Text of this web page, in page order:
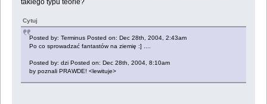
takiego typu teorie?
Cytuj
Posted by: Terminus Posted on: Dec 28th, 2004, 2:43am
Po co sprowadzać fantastów na ziemię :] ....
Posted by: dzi Posted on: Dec 28th, 2004, 8:10am
by poznali PRAWDE! <lewituje>